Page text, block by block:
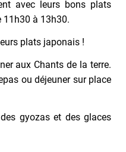
avec leurs bons plats
11h30 à 13h30.
plats japonais !
aux Chants de la terre.
ou déjeuner sur place
gyozas et des glaces